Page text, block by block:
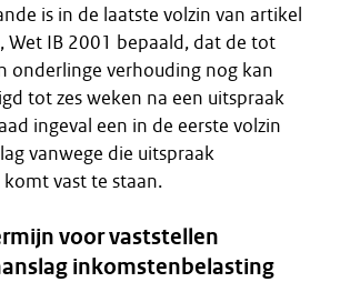
is in de laatste volzin van artikel
Wet IB 2001 bepaald, dat de tot
onderlinge verhouding nog kan
tot zes weken na een uitspraak
ingeval een in de eerste volzin
vanwege die uitspraak
vast te staan.
voor vaststellen
inkomstenbelasting